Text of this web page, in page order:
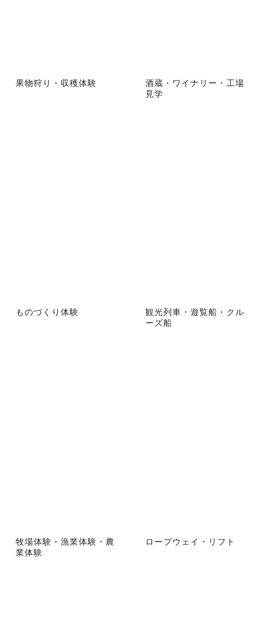
果物狩り・収穫体験
酒蔵・ワイナリー・工場
見学
ものづくり体験
観光列車・遊覧船・クル
ーズ船
牧場体験・漁業体験・農
業体験
ロープウェイ・リフト